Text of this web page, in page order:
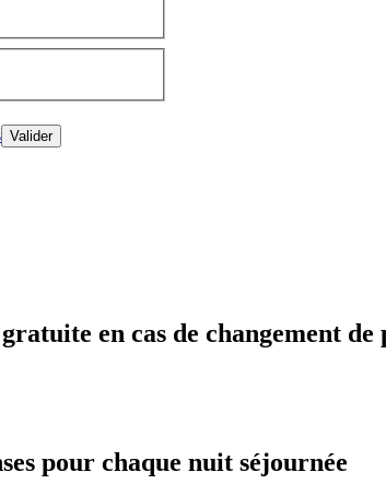
Valider
en cas de changement
pour chaque nuit séjournée